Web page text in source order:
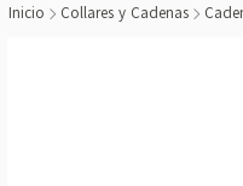
Inicio Collares y Cadenas